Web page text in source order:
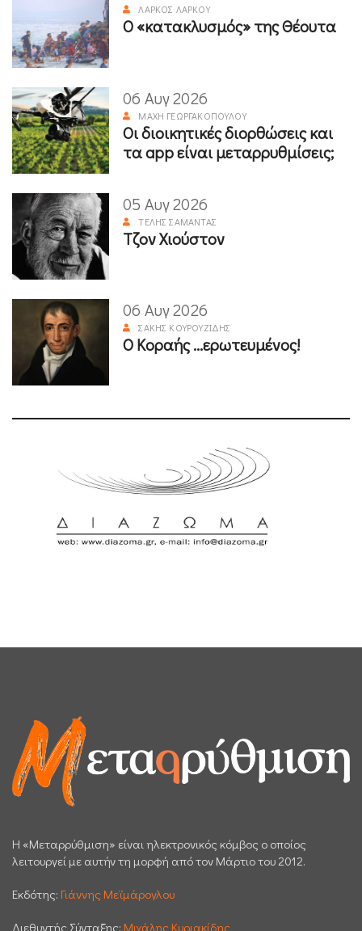
ΛΆΡΚΟΣ ΛΆΡΚΟΥ
Ο «κατακλυσμός» της Θέουτα
06 Αυγ 2026
ΜΆΧΗ ΓΕΩΡΓΑΚΟΠΟΎΛΟΥ
Οι διοικητικές διορθώσεις και
τα app είναι μεταρρυθμίσεις;
05 Αυγ 2026
ΤΈΛΗΣ ΣΑΜΑΝΤΆΣ
Τζον Χιούστον
06 Αυγ 2026
ΣΆΚΗΣ ΚΟΥΡΟΥΖΊΔΗΣ
Ο Κοραής ...ερωτευμένος!
H «Μεταρρύθμιση» είναι ηλεκτρονικός κόμβος ο οποίος
λειτουργεί με αυτήν τη μορφή από τον Μάρτιο του 2012.
Εκδότης: Γιάννης Μεϊμάρογλου
Διεθυντής Σύνταξης: Μιχάλης Κυριακίδης